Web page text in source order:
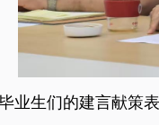
业生们的建言献策